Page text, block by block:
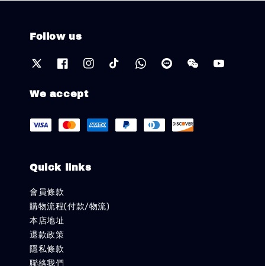
Follow us
We accept
Quick links
會員條款
購物流程(付款/物流)
本店地址
退款政策
隱私條款
聯絡我們